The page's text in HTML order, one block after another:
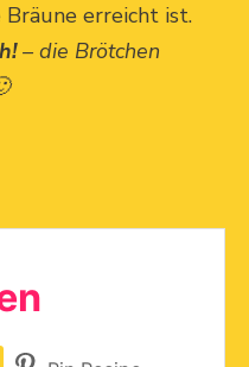
erreicht ist.
– die Brötchen